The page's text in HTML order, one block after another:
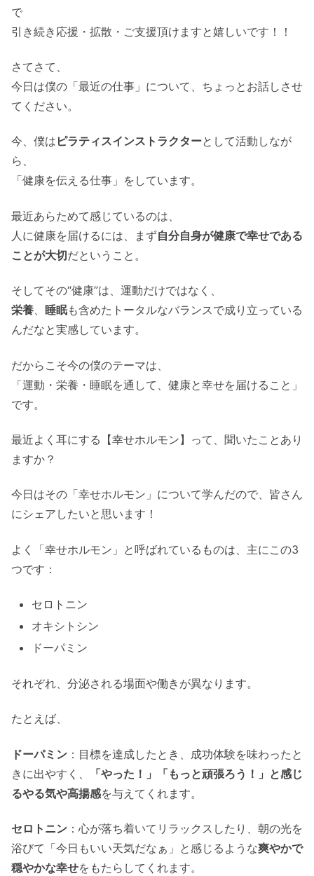
で
引き続き応援・拡散・ご支援頂けますと嬉しいです！！
さてさて、
今日は僕の「最近の仕事」について、ちょっとお話しさせ
てください。
今、僕は ピラティスインストラクターとして活動しなが
ら、
「健康を伝える仕事」をしています。
最近あらためて感じているのは、
人に健康を届けるには、まず自分自身が健康で幸せである
ことが大切だということ。
そしてその“健康”は、運動だけではなく、
栄養、 睡眠も含めたトータルなバランスで成り立っている
んだなと実感しています。
だからこそ今の僕のテーマは、
「運動・栄養・睡眠を通して、健康と幸せを届けること」
です。
最近よく耳にする【幸せホルモン】って、聞いたことあり
ますか？
今日はその「幸せホルモン」について学んだので、皆さん
にシェアしたいと思います！
よく「幸せホルモン」と呼ばれているものは、主にこの3
つです：
セロトニン
オキシトシン
ドーパミン
それぞれ、分泌される場面や働きが異なります。
たとえば、
ドーパミン ：目標を達成したとき、成功体験を味わったと
きに出やすく、
「やった！」「もっと頑張ろう！」と感じ
るやる気や高揚感を与えてくれます。
セロトニン ：心が落ち着いてリラックスしたり、朝の光を
浴びて「今日もいい天気だなぁ」と感じるような爽やかで
穏やかな幸せをもたらしてくれます。